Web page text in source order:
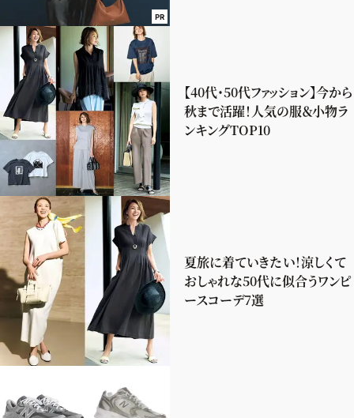
PR
【40代・50代ファッション】今から
秋まで活躍！人気の服＆小物ラ
ンキングTOP10
夏旅に着ていきたい！涼しくて
おしゃれな50代に似合うワンピ
ースコーデ7選